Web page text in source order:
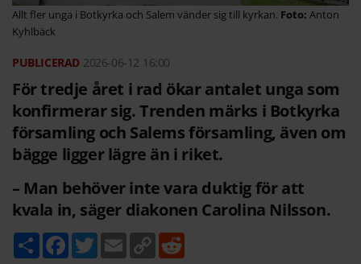
Allt fler unga i Botkyrka och Salem vänder sig till kyrkan.
Anton
Kyhlbäck
2026-06-12 16:00
För tredje året i rad ökar antalet unga som
konfirmerar sig. Trenden märks i Botkyrka
församling och Salems församling, även om
bägge ligger lägre än i riket.
– Man behöver inte vara duktig för att
kvala in, säger diakonen Carolina Nilsson.
D
e
F T
w
E
m
C
o